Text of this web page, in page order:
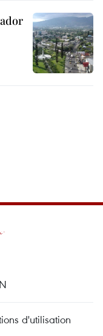
d'utilisation